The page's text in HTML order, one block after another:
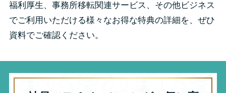
福利厚生、事務所移転関連サービス、その他ビジネス
でご利用いただける様々なお得な特典の詳細を、ぜひ
資料でご確認ください。